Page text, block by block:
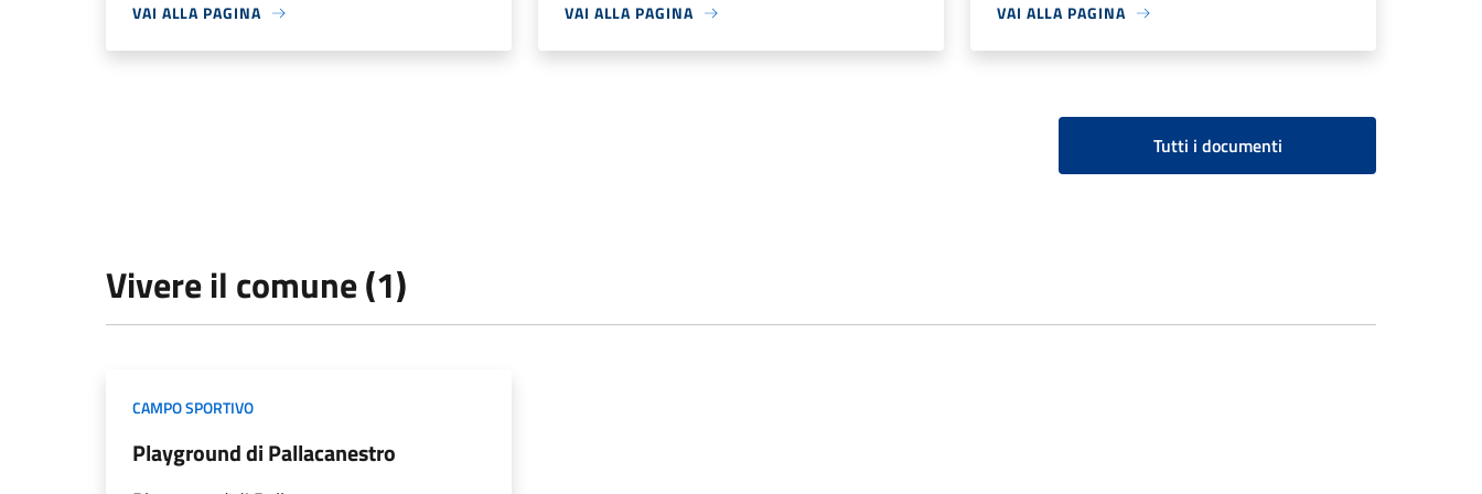
VAI ALLA PAGINA VAI ALLA PAGINA VAI ALLA PAGINA
Tutti i documenti
Vivere il comune (1)
CAMPO SPORTIVO
Playground di Pallacanestro